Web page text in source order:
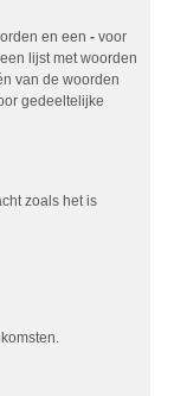
en een - voor
lijst met woorden
van de woorden
gedeeltelijke
zoals het is